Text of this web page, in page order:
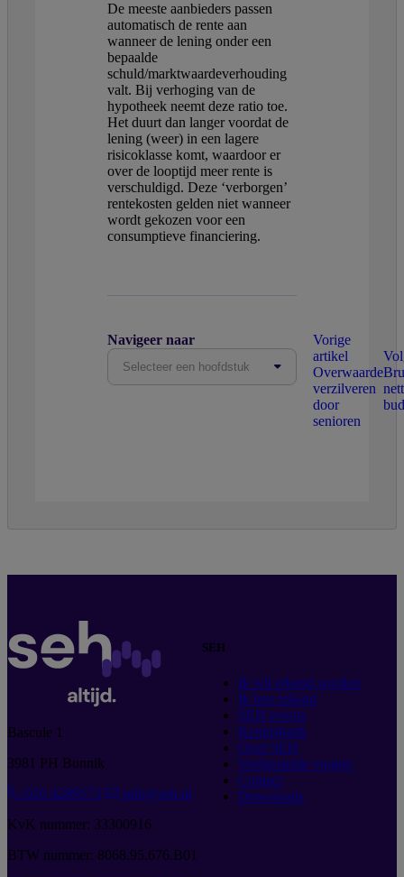
De meeste aanbieders passen
automatisch de rente aan
wanneer de lening onder een
bepaalde
schuld/marktwaardeverhouding
valt. Bij verhoging van de
hypotheek neemt deze ratio toe.
Het duurt dan langer voordat de
lening (weer) in een lagere
risicoklasse komt, waardoor er
over de looptijd meer rente is
verschuldigd. Deze ‘verborgen’
rentekosten gelden niet wanneer
wordt gekozen voor een
consumptieve financiering.
Navigeer naar
Selecteer een hoofdstuk
Vorige
artikel
Overwaarde
verzilveren
door
senioren
Bascule 1
3981 PH Bunnik
020 4289573
info@seh.nl
KvK nummer: 33300916
BTW nummer: 8068.95.676.B01
SEH
Ik wil erkend worden
Ik ben erkend
SEH events
Kennisbank
Over SEH
Veelgestelde vragen
Contact
Downloads